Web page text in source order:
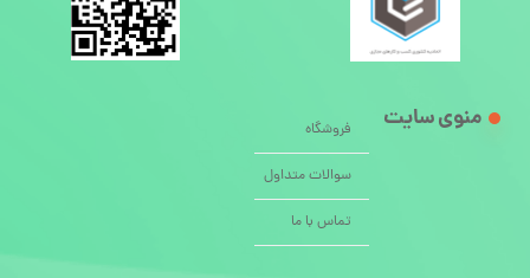
فروشگاه
سوالات متداول
تماس با ما
منوی سایت